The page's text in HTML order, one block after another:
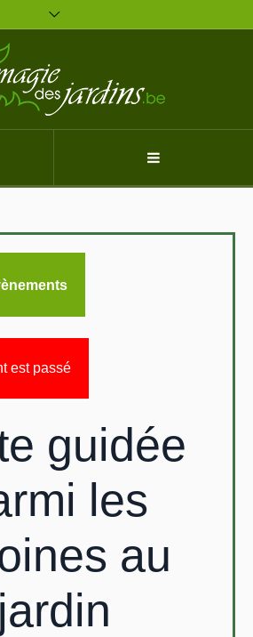
est passé
guidée
les
au
jardin